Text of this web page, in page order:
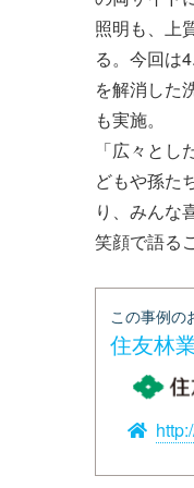
照明も、上
る。今回は
を解消した
も実施。
「広々と
どもや孫た
り、みんな
笑顔で語る
この事例の
住友林